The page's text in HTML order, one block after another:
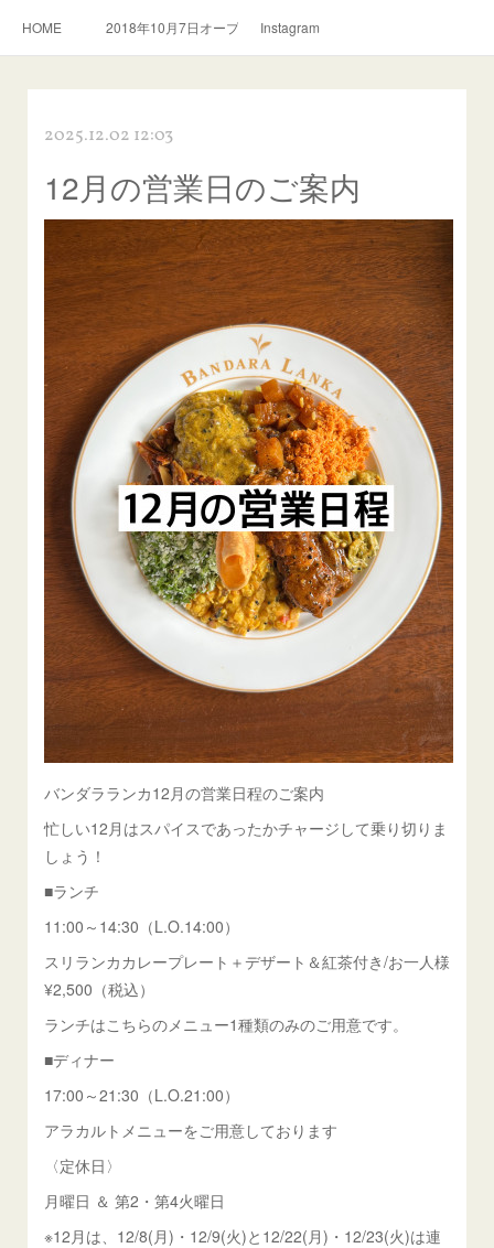
HOME 2018年10月7日オープン。スリランカ料理とおいしい紅茶のお
Instagram
2025.12.02 12:03
12月の営業日のご案内
バンダラランカ12月の営業日程のご案内
忙しい12月はスパイスであったかチャージして乗り切りま
しょう！
■ランチ
11:00～14:30（L.O.14:00）
スリランカカレープレート＋デザート＆紅茶付き/お一人様
¥2,500（税込）
ランチはこちらのメニュー1種類のみのご用意です。
■ディナー
17:00～21:30（L.O.21:00）
アラカルトメニューをご用意しております
〈定休日〉
月曜日 ＆ 第2・第4火曜日
※12月は、12/8(月)・12/9(火)と12/22(月)・12/23(火)は連